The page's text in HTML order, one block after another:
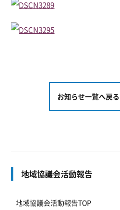
お知らせ一覧へ戻る
地域協議会活動報告
地域協議会活動報告TOP